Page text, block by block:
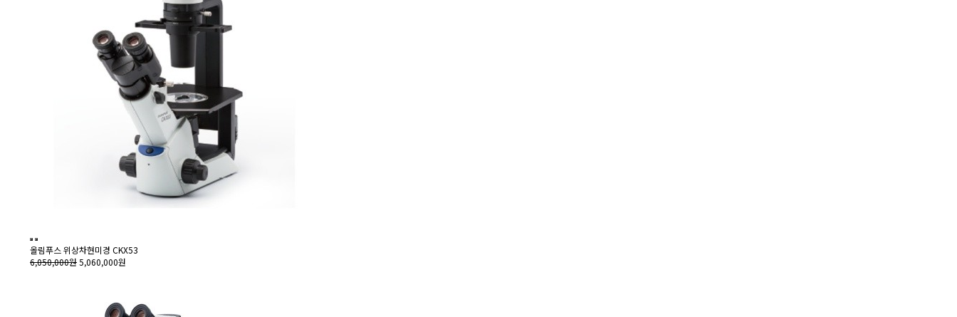
올림푸스 위상차현미경 CKX53
6,050,000원5,060,000원